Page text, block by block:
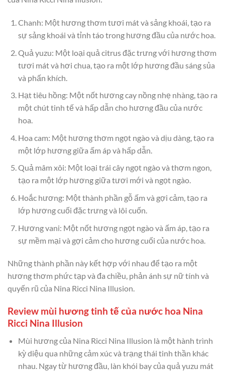
Chanh: Một hương thơm tươi mát và sảng khoái, tạo ra
sự sảng khoái và tỉnh táo trong hương đầu của nước hoa.
Quả yuzu: Một loại quả citrus đặc trưng với hương thơm
tươi mát và hơi chua, tạo ra một lớp hương đầu sáng sủa
và phấn khích.
Hạt tiêu hồng: Một nốt hương cay nồng nhẹ nhàng, tạo ra
một chút tinh tế và hấp dẫn cho hương đầu của nước
hoa.
Hoa cam: Một hương thơm ngọt ngào và dịu dàng, tạo ra
một lớp hương giữa ấm áp và hấp dẫn.
Quả mâm xôi: Một loại trái cây ngọt ngào và thơm ngon,
tạo ra một lớp hương giữa tươi mới và ngọt ngào.
Hoắc hương: Một thành phần gỗ ấm và gợi cảm, tạo ra
lớp hương cuối đặc trưng và lôi cuốn.
Hương vani: Một nốt hương ngọt ngào và ấm áp, tạo ra
sự mềm mại và gợi cảm cho hương cuối của nước hoa.
Những thành phần này kết hợp với nhau để tạo ra một
hương thơm phức tạp và đa chiều, phản ánh sự nữ tính và
quyến rũ của Nina Ricci Nina Illusion.
Review mùi hương tinh tế của nước hoa Nina
Ricci Nina Illusion
Mùi hương của Nina Ricci Nina Illusion là một hành trình
kỳ diệu qua những cảm xúc và trạng thái tinh thần khác
nhau. Ngay từ hương đầu, làn khói bay của quả yuzu mát